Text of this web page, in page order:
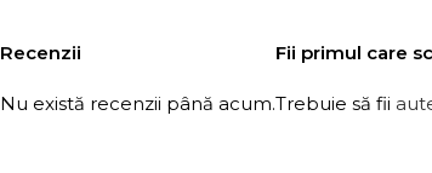
Recenzii
Nu există recenzii până acum.
Fii primul care
Trebuie să fii